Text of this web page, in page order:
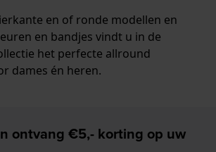
en of ronde modellen en
en bandjes vindt u in de
het perfecte allround
dames én heren.
ontvang €5,- korting op uw